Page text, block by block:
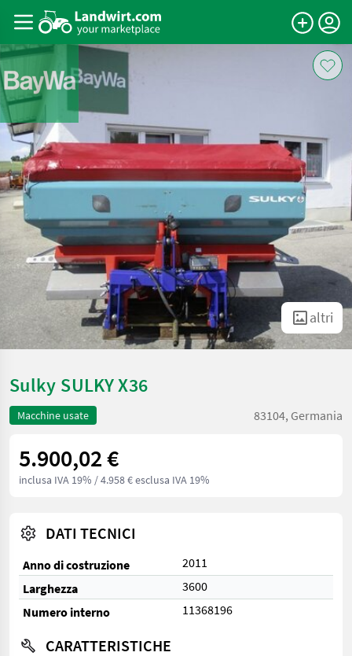
altri
Sulky SULKY X36
Macchine usate 83104, Germania
5.900,02 €
inclusa IVA 19% / 4.958 € esclusa IVA 19%
DATI TECNICI
Anno di costruzione
2011
Larghezza
3600
Numero interno
11368196
CARATTERISTICHE